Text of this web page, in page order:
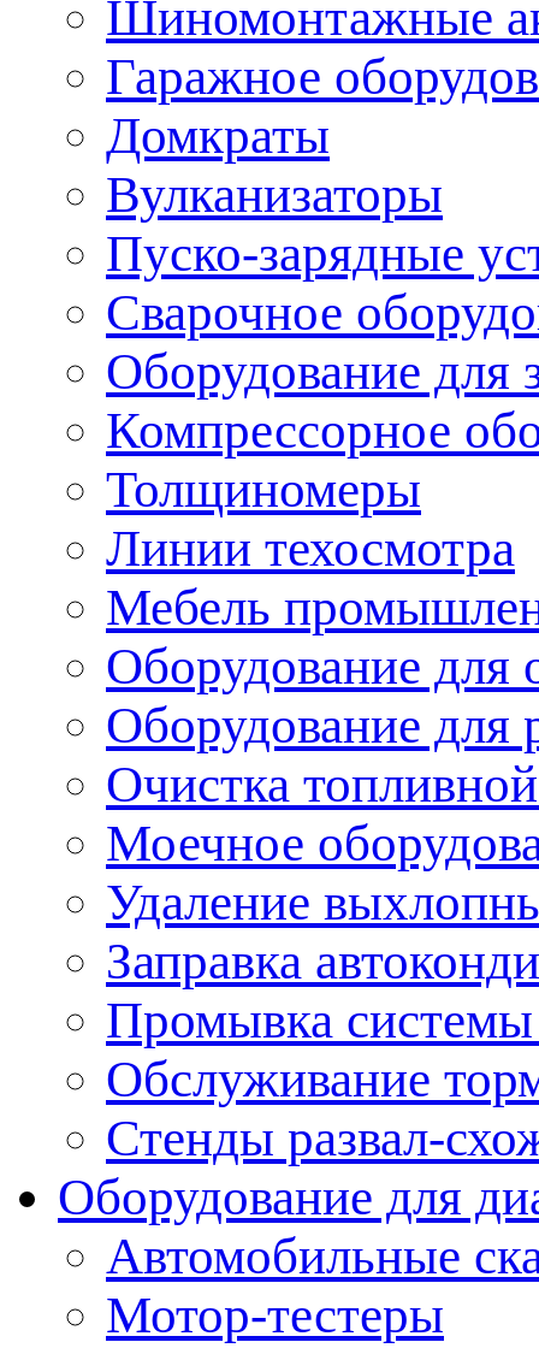
Шиномонтажные
Гаражное
Домкраты
Вулканизаторы
Пуско-зарядные
Сварочное
Оборудование для
Компрессорное
Толщиномеры
Линии техосмотра
Мебель
Оборудование для
Оборудование для
Очистка
Моечное
Удаление
Заправка
Промывка
Обслуживание
Стенды развал-
Оборудование для
Автомобильные
Мотор-тестеры